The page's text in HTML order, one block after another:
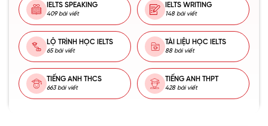
IELTS SPEAKING
409 bài viết
IELTS WRITING
148 bài viết
LỘ TRÌNH HỌC IELTS
65 bài viết
TÀI LIỆU HỌC IELTS
88 bài viết
TIẾNG ANH THCS
663 bài viết
TIẾNG ANH THPT
428 bài viết